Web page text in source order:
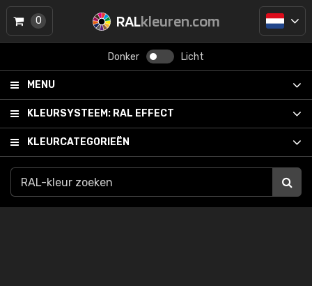
RALkleuren.com
Donker Licht
MENU
KLEURSYSTEEM: RAL EFFECT
KLEURCATEGORIEËN
0